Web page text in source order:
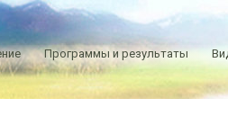
Программы и результаты